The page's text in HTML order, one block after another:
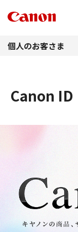
個人のお客さま
Canon ID